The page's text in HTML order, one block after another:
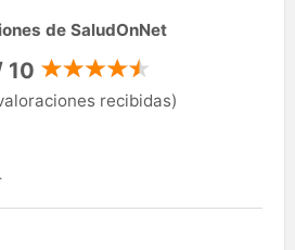
de SaludOnNet
10
recibidas)